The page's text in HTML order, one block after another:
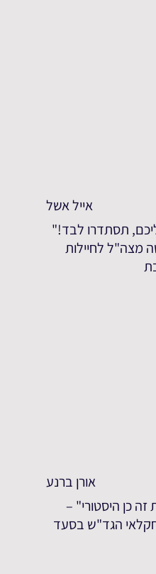
אייל אשל
תסתדרו לבד!"
מצה"ל לחיילות
אורן ברנע
כן היסטורי" –
הגד"ש בסעד